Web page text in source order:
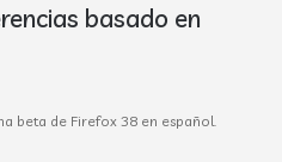
basado en
beta de Firefox 38 en español.